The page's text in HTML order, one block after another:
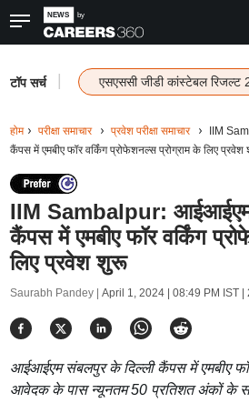
टॉप सर्च एसएससी जीडी कांस्टेबल रिजल्ट
होम परीक्षा समाचार प्रवेश परीक्षा समाचार
IIM
कैंपस में एमबीए फॉर वर्किंग प्रोफेशनल्स प्रोग्राम के लिए
IIM Sambalpur: आईआईएम
कैंपस में एमबीए फॉर वर्किंग
लिए प्रवेश शुरू
Saurabh Pandey | April 1, 2024 | 08:49 PM IST|
आईआईएम संबलपुर के दिल्ली कैंपस में एमबीए
आवेदक के पास न्यूनतम 50 प्रतिशत अंकों के